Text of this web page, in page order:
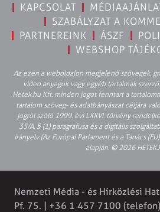
KAPCSOLAT
SZABÁLYZAT A
PARTNEREINK
ÁSZF
WEBSHOP
Az ezen a weboldalon megjelenő szövegek,
video anyagok vagy egyéb tartalmak
Hetek.hu Kft. minden jogot fenntart a
tartalom szöveg- és adatbányászat céljára
jogról szóló 1999. évi LXXVI. törvény
35/A. § (1) paragrafusa és a digitális
irányelv (Az Európai Parlament és a Tanács
alapján. © 2026
Nemzeti Média - és Hírközlési
Pf. 75. | +36 1 457 7100